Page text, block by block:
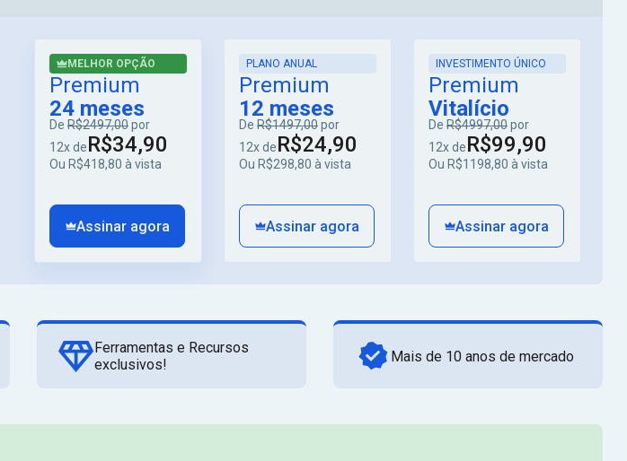
MELHOR OPÇÃO
Premium
24 meses
De R$2497,00por
12x deR$34,90
Ou R$418,80 à vista
Assinar agora
PLANO ANUAL
Premium
12 meses
De R$1497,00por
12x deR$24,90
Ou R$298,80 à vista
Assinar agora
INVESTIMENTO ÚNICO
Premium
Vitalício
De R$4997,00por
12x deR$99,90
Ou R$1198,80 à vista
Assinar agora
Ferramentas e Recursos
exclusivos!
Mais de 10 anos de mercado